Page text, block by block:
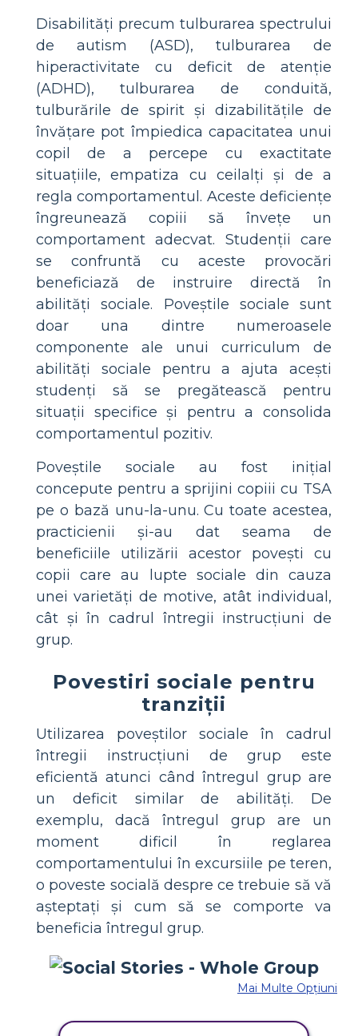
Disabilități precum tulburarea spectrului
de autism (ASD), tulburarea de
hiperactivitate cu deficit de atenție
(ADHD), tulburarea de conduită,
tulburările de spirit și dizabilitățile de
învățare pot împiedica capacitatea unui
copil de a percepe cu exactitate
situațiile, empatiza cu ceilalți și de a
regla comportamentul. Aceste deficiențe
îngreunează copiii să învețe un
comportament adecvat. Studenții care
se confruntă cu aceste provocări
beneficiază de instruire directă în
abilități sociale. Poveștile sociale sunt
doar una dintre numeroasele
componente ale unui curriculum de
abilități sociale pentru a ajuta acești
studenți să se pregătească pentru
situații specifice și pentru a consolida
comportamentul pozitiv.
Poveștile sociale au fost inițial
concepute pentru a sprijini copiii cu TSA
pe o bază unu-la-unu. Cu toate acestea,
practicienii și-au dat seama de
beneficiile utilizării acestor povești cu
copii care au lupte sociale din cauza
unei varietăți de motive, atât individual,
cât și în cadrul întregii instrucțiuni de
grup.
Povestiri sociale pentru
tranziții
Utilizarea poveștilor sociale în cadrul
întregii instrucțiuni de grup este
eficientă atunci când întregul grup are
un deficit similar de abilități. De
exemplu, dacă întregul grup are un
moment dificil în reglarea
comportamentului în excursiile pe teren,
o poveste socială despre ce trebuie să vă
așteptați și cum să se comporte va
beneficia întregul grup.
Mai Multe Opțiuni